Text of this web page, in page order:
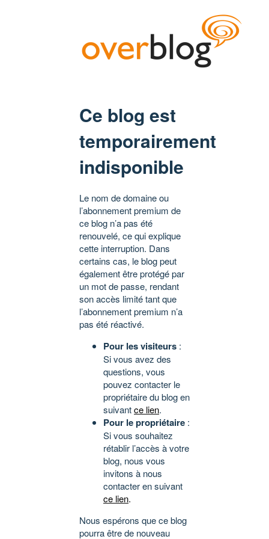
Ce blog est
temporairement
indisponible
Le nom de domaine ou
l’abonnement premium de
ce blog n’a pas été
renouvelé, ce qui explique
cette interruption. Dans
certains cas, le blog peut
également être protégé par
un mot de passe, rendant
son accès limité tant que
l’abonnement premium n’a
pas été réactivé.
Pour les visiteurs :
Si vous avez des
questions, vous
pouvez contacter le
propriétaire du blog en
suivantce lien.
Pour le propriétaire :
Si vous souhaitez
rétablir l’accès à votre
blog, nous vous
invitons à nous
contacter en suivant
ce lien.
Nous espérons que ce blog
pourra être de nouveau